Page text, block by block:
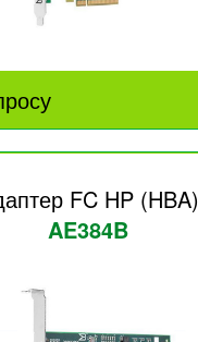
FC HP (HBA)
AE384B